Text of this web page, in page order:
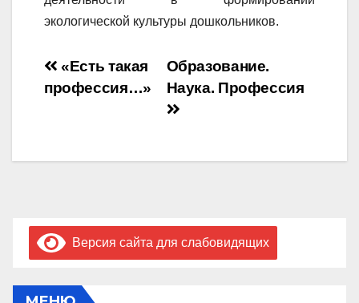
экологической культуры дошкольников.
Навигация
по
Образование.
Наука. Профессия
«Есть такая
профессия…»
Версия сайта для слабовидящих